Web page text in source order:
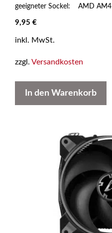
geeigneter Sockel: AMD AM4
9,95 €
inkl. MwSt.
zzgl. Versandkosten
In den Warenkorb